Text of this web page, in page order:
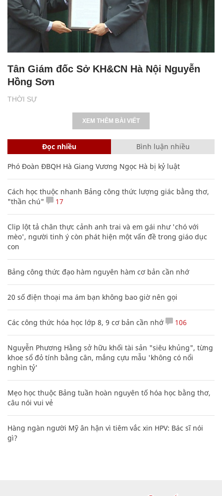
THỜI SỰ
Tân Giám đốc Sở KH&CN Hà Nội Nguyễn
Hồng Sơn
XEM THÊM BÀI VIẾT
Đọc nhiều Bình luận nhiều
Phó Đoàn ĐBQH Hà Giang Vương Ngọc Hà bị kỷ luật
Cách học thuộc nhanh Bảng công thức lượng giác bằng thơ,
"thần chú"
17
Clip lột tả chân thực cảnh anh trai và em gái như 'chó với
mèo', người tinh ý còn phát hiện một vấn đề trong giáo dục
con
Bảng công thức đạo hàm nguyên hàm cơ bản cần nhớ
20 số điện thoại ma ám bạn không bao giờ nên gọi
Các công thức hóa học lớp 8, 9 cơ bản cần nhớ 106
Nguyễn Phương Hằng sở hữu khối tài sản "siêu khủng", từng
khoe sổ đỏ tính bằng cân, mắng cựu mẫu 'không có nổi
nghìn tỷ'
Mẹo học thuộc Bảng tuần hoàn nguyên tố hóa học bằng thơ,
câu nói vui vẻ
Hàng ngàn người Mỹ ân hận vì tiêm vắc xin HPV: Bác sĩ nói
gì?